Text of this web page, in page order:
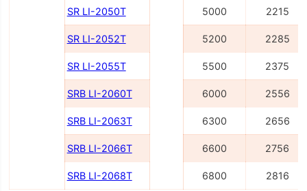
SR LI-2050Т 5000 2215
SR LI-2052Т 5200 2285
SR LI-2055Т 5500 2375
SRB LI-2060Т 6000 2556
SRB LI-2063Т 6300 2656
SRB LI-2066Т 6600 2756
SRB LI-2068Т 6800 2816